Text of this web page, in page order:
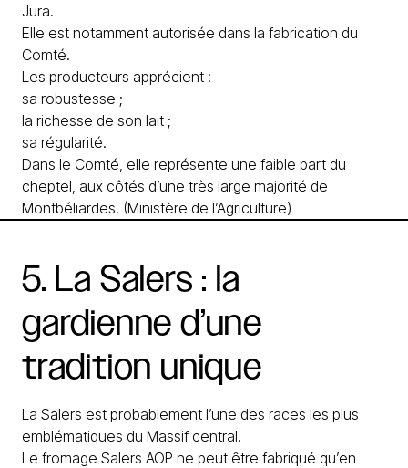
Jura.
Elle est notamment autorisée dans la fabrication du
Comté.
Les producteurs apprécient :
sa robustesse ;
la richesse de son lait ;
sa régularité.
Dans le Comté, elle représente une faible part du
cheptel, aux côtés d’une très large majorité de
Montbéliardes. (Ministère de l’Agriculture)
5. La Salers : la
gardienne d’une
tradition unique
La Salers est probablement l’une des races les plus
emblématiques du Massif central.
Le fromage Salers AOP ne peut être fabriqué qu’en